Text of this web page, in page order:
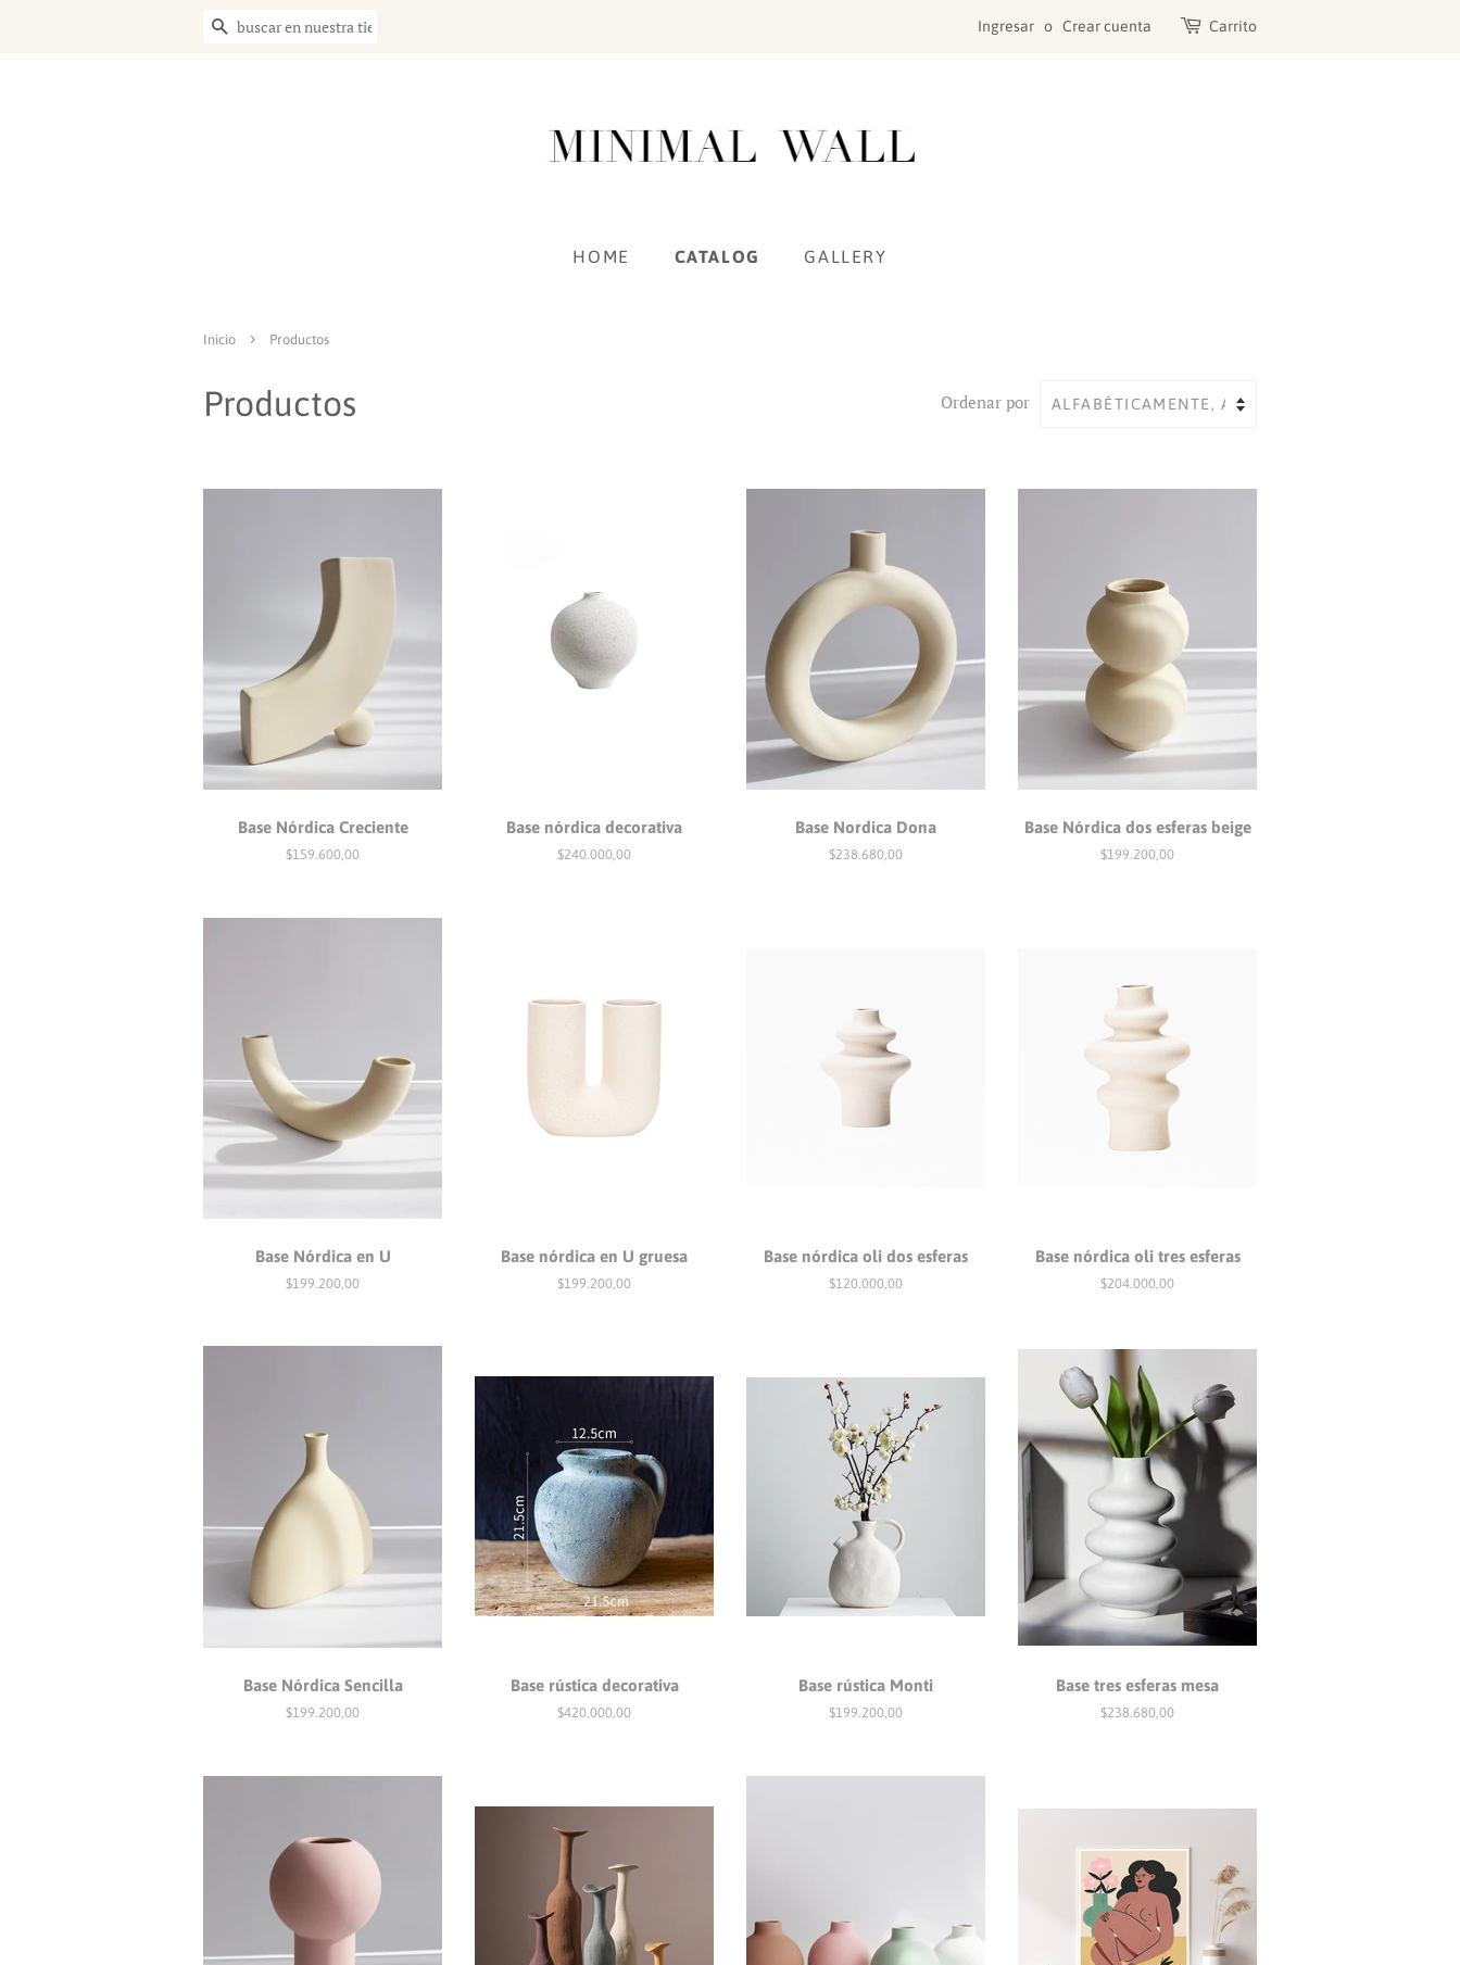
BUSCAR Ingresar o Crear cuenta Carrito
HOME CATALOG GALLERY
Inicio › Productos
Productos Ordenar por
Base Nórdica Creciente
Precio
$159.600,00
Base nórdica decorativa
Precio
$240.000,00
Base Nordica Dona
Precio
$238.680,00
Base Nórdica dos esferas beige
Precio
$199.200,00
Base Nórdica en U
Precio
$199.200,00
Base nórdica en U gruesa
Precio
$199.200,00
Base nórdica oli dos esferas
Precio
$120.000,00
Base nórdica oli tres esferas
Precio
$204.000,00
Base Nórdica Sencilla
Precio
$199.200,00
Base rústica decorativa
Precio
$420.000,00
Base rústica Monti
Precio
$199.200,00
Base tres esferas mesa
Precio
$238.680,00